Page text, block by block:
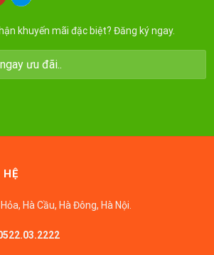
khuyến mãi đặc biệt? Đăng ký ngay.
Hà Cầu, Hà Đông, Hà Nội.